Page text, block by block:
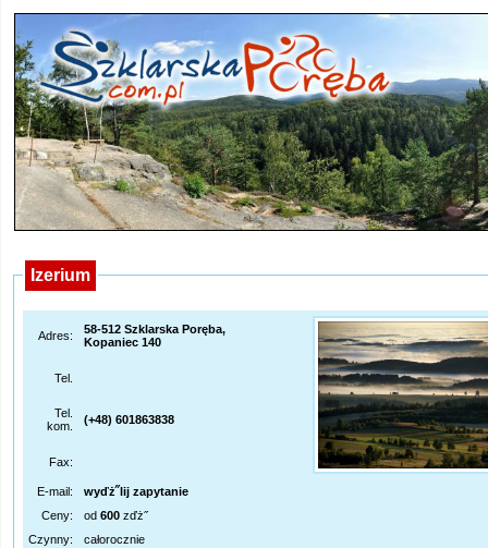
Izerium
Adres:
58-512 Szklarska Poręba,
Kopaniec 140
Tel.
Tel.
kom.
(+48) 601863838
Fax:
E-mail:
wyďż˝lij zapytanie
Ceny:
od 600 zďż˝
Czynny:
całorocznie